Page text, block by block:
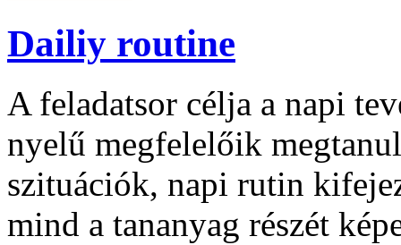
Dailiy routine
A feladatsor célja a napi
nyelű megfelelőik
szituációk, napi rutin
mind a tananyag részét